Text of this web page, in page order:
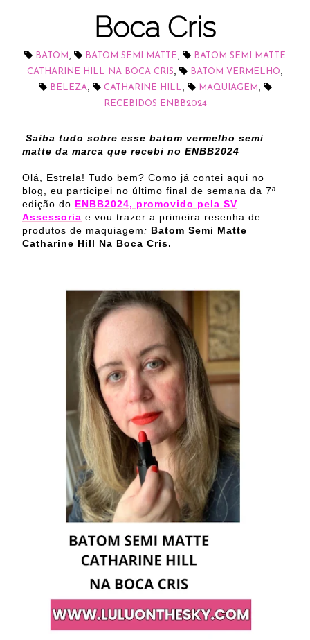
Boca Cris
BATOM , BATOM SEMI MATTE,
BATOM SEMI MATTE
CATHARINE HILL NA BOCA CRIS, BATOM VERMELHO,
BELEZA, CATHARINE HILL, MAQUIAGEM ,
RECEBIDOS ENBB2024
Saiba tudo sobre esse batom vermelho semi
matte da marca que recebi no ENBB2024
Olá, Estrela! Tudo bem? Como já contei aqui no
blog, eu participei no último final de semana da 7ª
edição do ENBB2024, promovido pela SV
Assessoria e vou trazer a primeira resenha de
produtos de maquiagem: Batom Semi Matte
Catharine Hill Na Boca Cris.